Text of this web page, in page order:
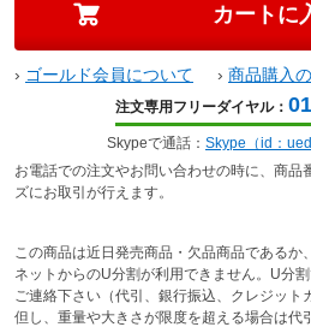
› ゴールド会員について › 商品購入
注文専用フリーダイヤル：
Skypeで通話： Skype（id：
お電話での注文やお問い合わせの時に、商品
ズにお取引が行えます。
この商品は近日発売商品・欠品商品であるか
ネットからのU分割が利用できません。U分
ご連絡下さい（代引、銀行振込、クレジット
但し、重量や大きさが限度を超える場合は代